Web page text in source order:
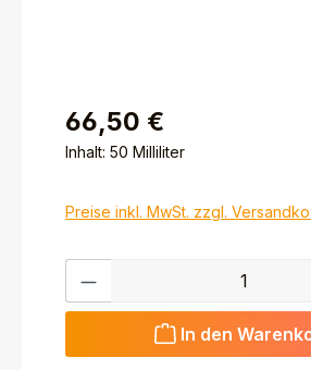
66,50 €
Inhalt: 50 Milliliter
Preise inkl. MwSt. zzgl.
Produkt Anzahl: Gib den
In den